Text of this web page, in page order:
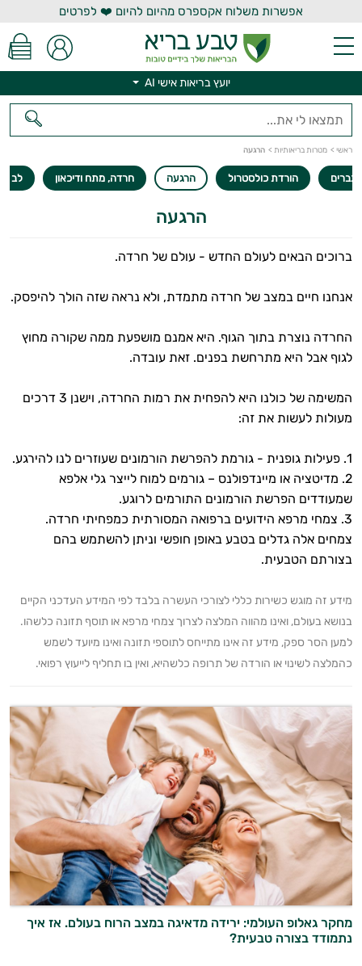
אפשרות משלוח אקספרס מהיום להיום ❤️ לפרטים
יועץ בריאות אישי AI
ראשי > מטרות בריאותיות > הרגעה
בעיות עיכול
בעיות שינה
גברים הורדת כולסטרול הרגעה חרדה, מתח ודיכאון לב
הרגעה
ברוכים הבאים לעולם החדש - עולם של חרדה.
אנחנו חיים במצב של חרדה מתמדת, ולא נראה שזה הולך להיפסק.
החרדה נוצרת בתוך הגוף. היא אמנם מושפעת ממה שקורה מחוץ
לגוף אבל היא מתרחשת בפנים. זאת עובדה.
המשימה של כולנו היא להפחית את רמות החרדה, וישנן 3 דרכים
מעולות לעשות את זה:
1. פעילות גופנית - גורמת להפרשת הורמונים שעוזרים לנו להירגע.
2. מדיטציה או מיינדפולנס – גורמים למוח לייצר גלי אלפא
שמעודדים הפרשת הורמונים התורמים לרוגע.
3. צמחי מרפא הידועים ברפואה המסורתית כמפחיתי חרדה.
צמחים אלה גדלים בטבע באופן חופשי וניתן להשתמש בהם
בצורתם הטבעית.
מידע זה מוגש כשירות כללי לצורכי העשרה בלבד לפי המידע העדכני הקיים
בנושא בעולם, ואינו מהווה המלצה לצרוך צמחי מרפא או תוסף תזונה כלשהו.
למען הסר ספק, מידע זה אינו מתייחס לתוספי תזונה ואינו מיועד לשמש
כהמלצה לשינוי או הורדה של תרופה כלשהיא, ואין בו תחליף לייעוץ רפואי.
מחקר גאלופ העולמי: ירידה מדאיגה במצב הרוח בעולם. אז איך
נתמודד בצורה טבעית?